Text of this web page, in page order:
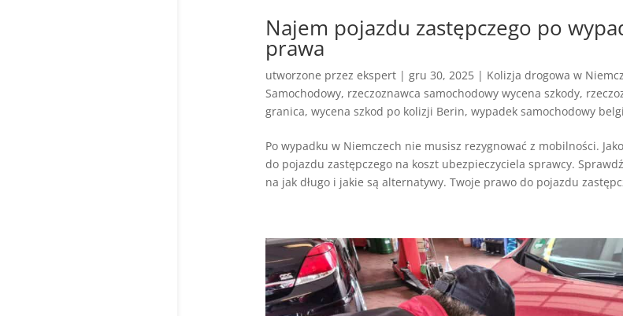
Najem pojazdu zastępczego po
prawa
utworzone przez ekspert| gru 30, 2025| Kolizja drogowa w
Samochodowy, rzeczoznawca samochodowy wycena szkody,
granica, wycena szkod po kolizji Berin, wypadek samochodowy
Po wypadku w Niemczech nie musisz rezygnować z mobilności.
do pojazdu zastępczego na koszt ubezpieczyciela sprawcy.
na jak długo i jakie są alternatywy. Twoje prawo do pojazdu